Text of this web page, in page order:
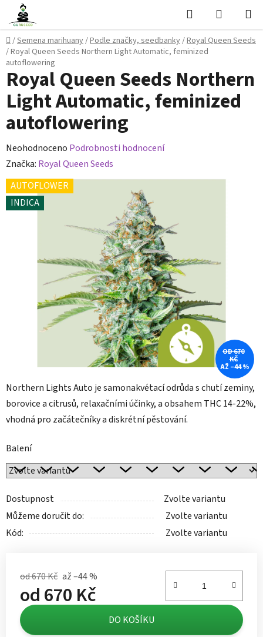
Přejít
obsah
Hledat
KOŠÍK
Domů
/Semena marihuany/Podle značky, seedbanky/Royal Queen Seeds
/Royal Queen Seeds Northern Light Automatic, feminized
autoflowering
Northern Lights Auto je samonakvétací odrůda s chutí zeminy,
borovice a citrusů, relaxačními účinky, a obsahem THC 14-22%,
vhodná pro začátečníky a diskrétní pěstování.
Balení
Dostupnost
Zvolte variantu
Můžeme doručit do:
Zvolte variantu
Kód:
Zvolte variantu
od 670 Kč až –44 %
od670 Kč
Měrná cena: DO KOŠÍKU
Royal Queen Seeds Northern
Light Automatic, feminized
autoflowering
Průměrné
hodnocení
produktu
je
0,0
hvězdiček.
Neohodnoceno Podrobnosti hodnocení
Značka: Royal Queen Seeds
AUTOFLOWER
INDICA
OD 670
KČ
AŽ –44 %